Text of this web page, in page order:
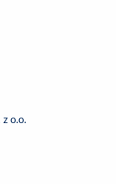
o.o.